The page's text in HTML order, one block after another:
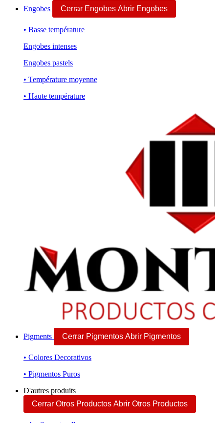
Engobes Cerrar Engobes Abrir Engobes
• Basse température
Engobes intenses
Engobes pastels
• Température moyenne
• Haute température
Pigments Cerrar Pigmentos Abrir Pigmentos
• Colores Decorativos
• Pigmentos Puros
D'autres produits
Cerrar Otros Productos Abrir Otros Productos